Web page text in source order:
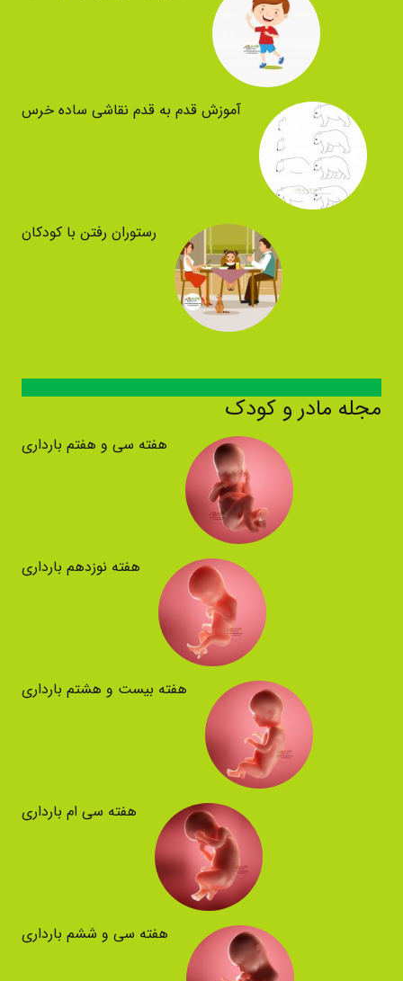
آموزش قدم به قدم نقاشی ساده خرس
رستوران رفتن با کودکان
مجله مادر و کودک
هفته سی و هفتم بارداری
هفته نوزدهم بارداری
هفته بیست و هشتم بارداری
هفته سی ام بارداری
هفته سی و ششم بارداری